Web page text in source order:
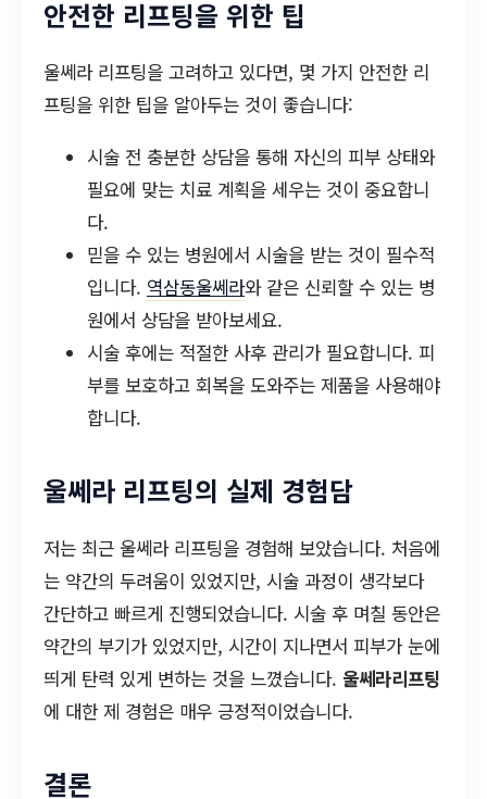
안전한 리프팅을 위한 팁
울쎄라 리프팅을 고려하고 있다면, 몇 가지 안전한 리
프팅을 위한 팁을 알아두는 것이 좋습니다:
시술 전 충분한 상담을 통해 자신의 피부 상태와
필요에 맞는 치료 계획을 세우는 것이 중요합니
다.
믿을 수 있는 병원에서 시술을 받는 것이 필수적
입니다. 역삼동울쎄라와 같은 신뢰할 수 있는 병
원에서 상담을 받아보세요.
시술 후에는 적절한 사후 관리가 필요합니다. 피
부를 보호하고 회복을 도와주는 제품을 사용해야
합니다.
울쎄라 리프팅의 실제 경험담
저는 최근 울쎄라 리프팅을 경험해 보았습니다. 처음에
는 약간의 두려움이 있었지만, 시술 과정이 생각보다
간단하고 빠르게 진행되었습니다. 시술 후 며칠 동안은
약간의 부기가 있었지만, 시간이 지나면서 피부가 눈에
띄게 탄력 있게 변하는 것을 느꼈습니다. 울쎄라리프팅
에 대한 제 경험은 매우 긍정적이었습니다.
결론